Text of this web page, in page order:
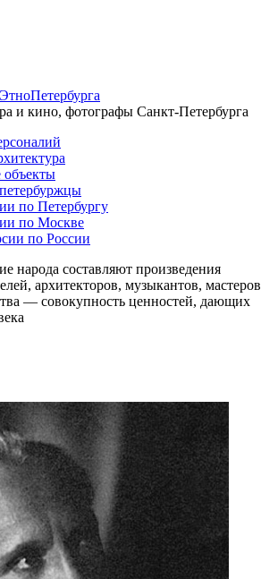
и кино, фотографы Санкт-Петербурга
объекты
по Петербургу
по Москве
по России
народа составляют произведения
архитекторов, музыкантов, мастеров
― совокупность ценностей, дающих